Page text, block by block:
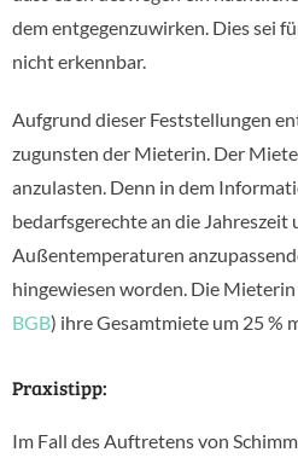
dem entgegenzuwirken. Dies sei
nicht erkennbar.
Aufgrund dieser Feststellungen
zugunsten der Mieterin. Der
anzulasten. Denn in dem
bedarfsgerechte an die Jahreszeit
Außentemperaturen
hingewiesen worden. Die
BGB) ihre Gesamtmiete um 25 %
Praxistipp:
Im Fall des Auftretens von